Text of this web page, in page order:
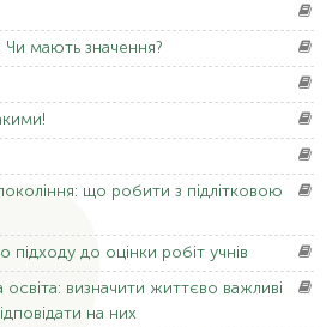
Чи мають значення?
що робити з підлітковою
підходу до оцінки робіт учнів
освіта: визначити життєво важливі
на них